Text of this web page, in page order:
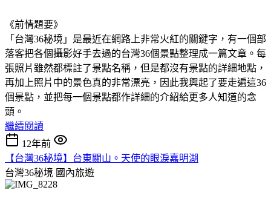
《前情題要》
「台灣36秘境」是最近在網路上非常火紅的關鍵字，有一個部
落客把各個攝影好手去過的台灣36個景點整理成一篇文章。每
張照片雖然都標註了景點名稱，但是都沒有景點的詳細地點，
再加上照片中的景色真的非常漂亮，因此我興起了要走遍這36
個景點，並把每一個景點都作詳細的介紹給更多人知道的念
頭。
繼續閱讀
12年前
【台灣36秘境】台東關山。天使的眼淚嘉明湖
台灣36秘境 國內旅遊